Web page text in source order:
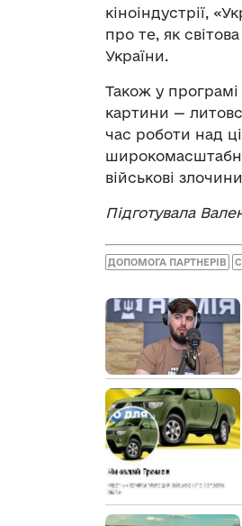
кіноіндустрії,
про те, як
України.
Також у
картини —
час роботи над
військові
Підготувала
ДОПОМОГА ПАРТНЕРІВ